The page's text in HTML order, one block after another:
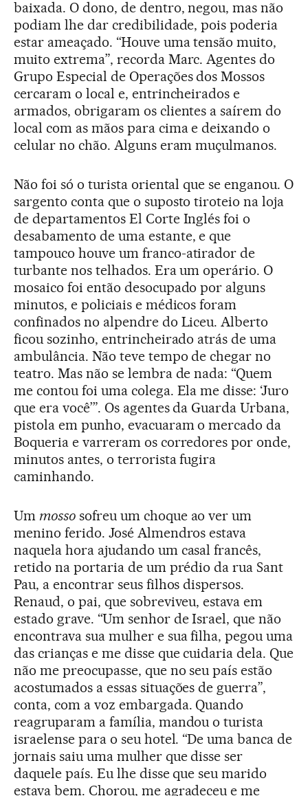
baixada. O dono, de dentro, negou, mas não
podiam lhe dar credibilidade, pois poderia
estar ameaçado. “Houve uma tensão muito,
muito extrema”, recorda Marc. Agentes do
Grupo Especial de Operações dos Mossos
cercaram o local e, entrincheirados e
armados, obrigaram os clientes a saírem do
local com as mãos para cima e deixando o
celular no chão. Alguns eram muçulmanos.
Não foi só o turista oriental que se enganou. O
sargento conta que o suposto tiroteio na loja
de departamentos El Corte Inglés foi o
desabamento de uma estante, e que
tampouco houve um franco-atirador de
turbante nos telhados. Era um operário. O
mosaico foi então desocupado por alguns
minutos, e policiais e médicos foram
confinados no alpendre do Liceu. Alberto
ficou sozinho, entrincheirado atrás de uma
ambulância. Não teve tempo de chegar no
teatro. Mas não se lembra de nada: “Quem
me contou foi uma colega. Ela me disse: ‘Juro
que era você’”. Os agentes da Guarda Urbana,
pistola em punho, evacuaram o mercado da
Boqueria e varreram os corredores por onde,
minutos antes, o terrorista fugira
caminhando.
Um mossosofreu um choque ao ver um
menino ferido. José Almendros estava
naquela hora ajudando um casal francês,
retido na portaria de um prédio da rua Sant
Pau, a encontrar seus filhos dispersos.
Renaud, o pai, que sobreviveu, estava em
estado grave. “Um senhor de Israel, que não
encontrava sua mulher e sua filha, pegou uma
das crianças e me disse que cuidaria dela. Que
não me preocupasse, que no seu país estão
acostumados a essas situações de guerra”,
conta, com a voz embargada. Quando
reagruparam a família, mandou o turista
israelense para o seu hotel. “De uma banca de
jornais saiu uma mulher que disse ser
daquele país. Eu lhe disse que seu marido
estava bem. Chorou, me agradeceu e me